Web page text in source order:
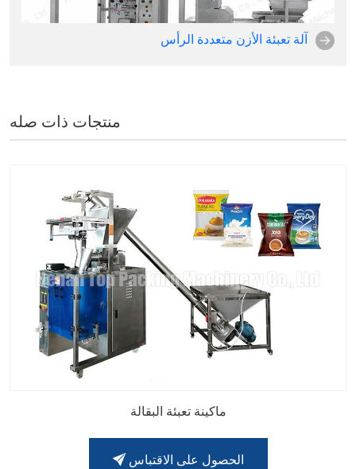
آلة تعبئة الأزن متعددة الرأس
منتجات ذات صله
ماكينة تعبئة البقالة
الحصول على الاقتباس